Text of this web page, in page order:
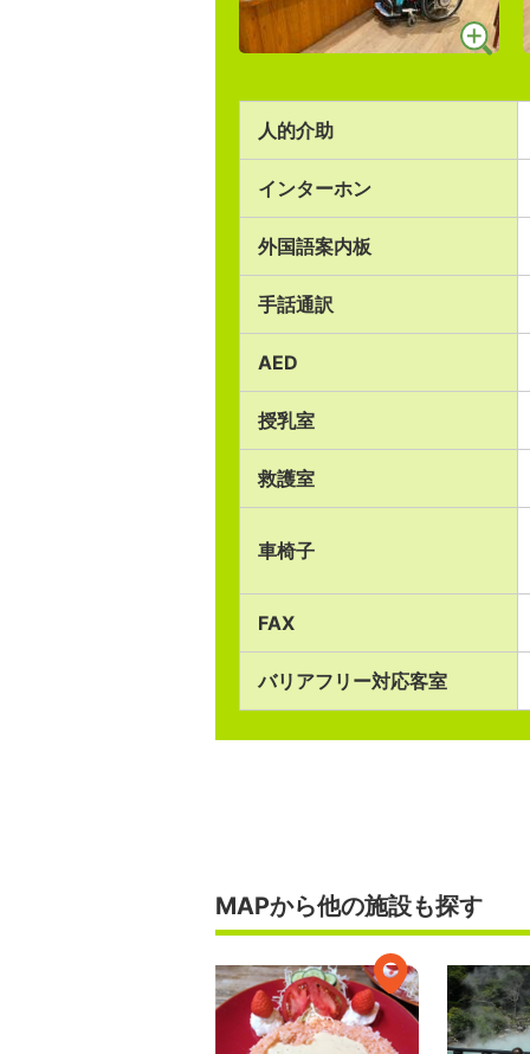
人的介助
インターホン
外国語案内板
手話通訳
AED
授乳室
救護室
車椅子
FAX
バリアフリー対応客室
MAPから他の施設も探す